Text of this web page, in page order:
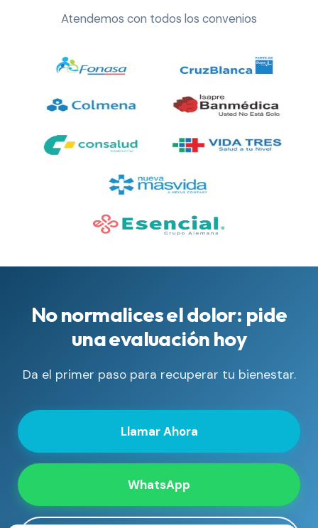
Atendemos con todos los convenios
No normalices el dolor: pide
una evaluación hoy
Da el primer paso para recuperar tu bienestar.
Llamar Ahora
WhatsApp